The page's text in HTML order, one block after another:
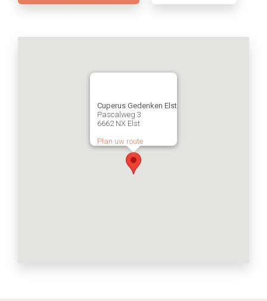
Cuperus Gedenken Elst
Pascalweg 3
6662 NX Elst
Plan uw route